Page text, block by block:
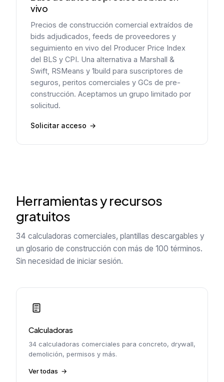
vivo
Precios de construcción comercial extraídos de
bids adjudicados, feeds de proveedores y
seguimiento en vivo del Producer Price Index
del BLS y CPI. Una alternativa a Marshall &
Swift, RSMeans y 1build para suscriptores de
seguros, peritos comerciales y GCs de pre-
construcción. Aceptamos un grupo limitado por
solicitud.
Solicitar acceso
Herramientas y recursos
gratuitos
34 calculadoras comerciales, plantillas descargables y
un glosario de construcción con más de 100 términos.
Sin necesidad de iniciar sesión.
Calculadoras
34 calculadoras comerciales para concreto, drywall,
demolición, permisos y más.
Ver todas